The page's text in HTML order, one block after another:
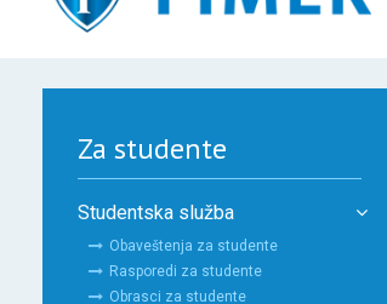
Za studente
Studentska služba
Obaveštenja za studente
Rasporedi za studente
Obrasci za studente